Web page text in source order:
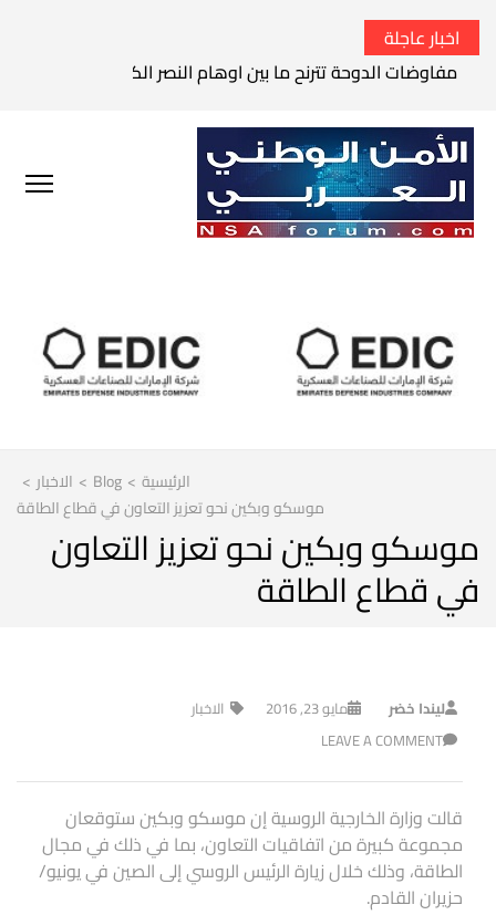
اخبار عاجلة
مفاوضات الدوحة تترنح ما بين اوهام النصر الكامل وواقع
الرئيسية >
Blog
> الاخبار >
موسكو وبكين نحو تعزيز التعاون في قطاع الطاقة
موسكو وبكين نحو تعزيز التعاون
في قطاع الطاقة
ليندا خضر مايو 23, 2016
الاخبار
LEAVE A COMMENT
قالت وزارة الخارجية الروسية إن موسكو وبكين ستوقعان
مجموعة كبيرة من اتفاقيات التعاون، بما في ذلك في مجال
الطاقة، وذلك خلال زيارة الرئيس الروسي إلى الصين في يونيو/
حزيران القادم.